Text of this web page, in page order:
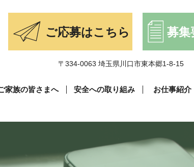
〒334-0063 埼玉県川口市東本郷1-8-15
家族の皆さまへ 安全への取り組み お仕事紹介